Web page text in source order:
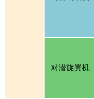
对潜旋翼机